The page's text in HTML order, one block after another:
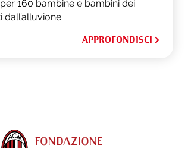
160 bambine e bambini dei
APPROFONDISCI